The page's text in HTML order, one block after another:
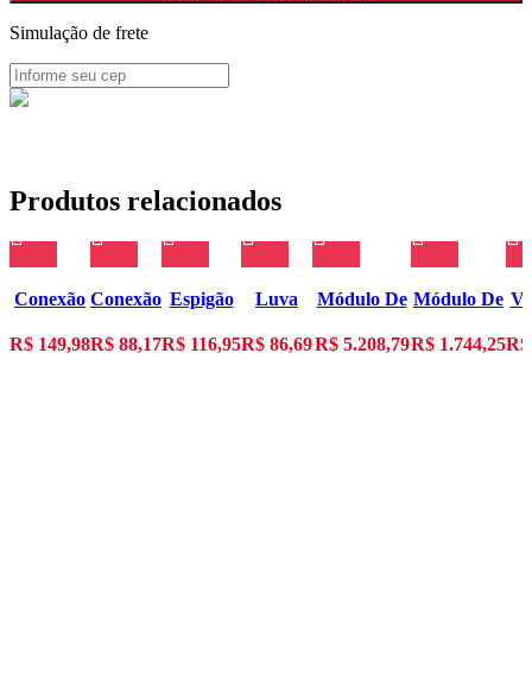
Simulação de frete
Produtos relacionados
Conexão
LJK-1/4
R$ 149,98
Conexão
CK-1/4-
R$ 88,17
Espigão
R$ 116,95
Luva
1/2
R$ 86,69
Módulo De
CPX-E-PN
R$5.208,79
Módulo De
Digital
R$ 1.744,25R$